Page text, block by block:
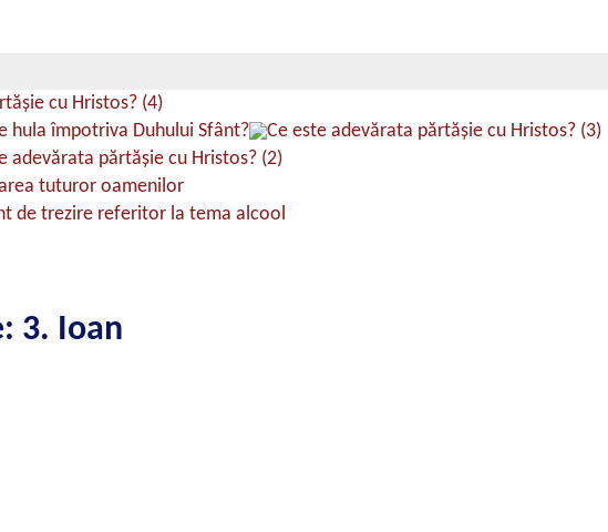
cu Hristos? (4)
hula împotriva Duhului Sfânt?
Ce este adevărata părtăşie cu Hristos? (3)
adevărata părtăşie cu Hristos? (2)
tuturor oamenilor
de trezire referitor la tema alcool
3. Ioan